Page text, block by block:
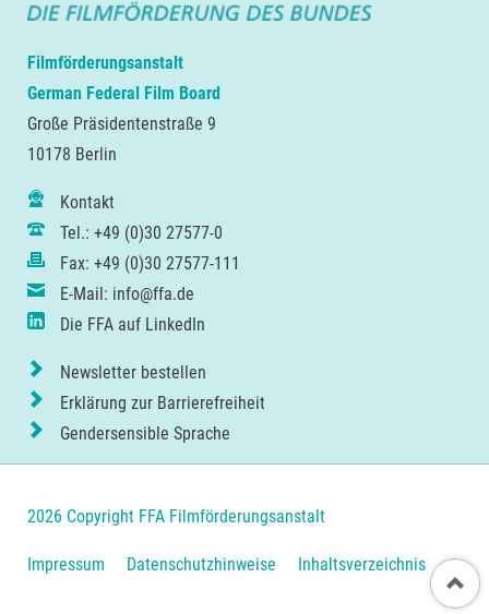
Filmförderungsanstalt
German Federal Film Board
Große Präsidentenstraße 9
10178 Berlin
Kontakt
Tel.: +49 (0)30 27577-0
Fax: +49 (0)30 27577-111
E-Mail: info@ffa.de
Die FFA auf LinkedIn
Newsletter bestellen
Erklärung zur Barrierefreiheit
Gendersensible Sprache
2026 Copyright FFA Filmförderungsanstalt
Navigation
Impressum Datenschutzhinweise Inhaltsverzeichnis Nach